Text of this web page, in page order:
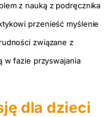
z nauką z podręcznika
przenieść myślenie
związane z
w fazie przyswajania
dla dzieci